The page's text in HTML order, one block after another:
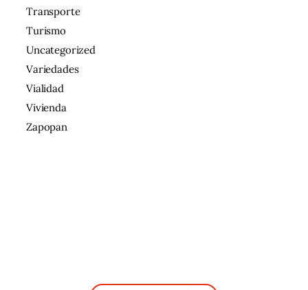
Transporte
Turismo
Uncategorized
Variedades
Vialidad
Vivienda
Zapopan